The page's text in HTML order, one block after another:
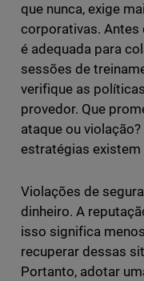
que nunca, exige
corporativas. Antes
é adequada para
sessões de
verifique as
provedor. Que
ataque ou
estratégias existem
Violações de
dinheiro. A
isso significa
recuperar dessas
Portanto, adotar